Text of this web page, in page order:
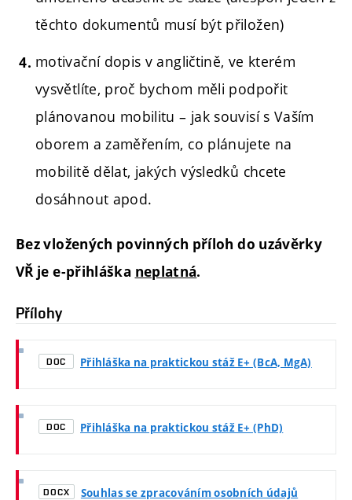
těchto dokumentů musí být přiložen)
motivační dopis v angličtině, ve kterém
vysvětlíte, proč bychom měli podpořit
plánovanou mobilitu – jak souvisí s Vaším
oborem a zaměřením, co plánujete na
mobilitě dělat, jakých výsledků chcete
dosáhnout apod.
Bez vložených povinných příloh do uzávěrky
VŘ je e-přihláška neplatná.
Přílohy
DOC Přihláška na praktickou stáž E+ (BcA, MgA)
DOC Přihláška na praktickou stáž E+ (PhD)
DOCX
Souhlas se zpracováním osobních údajů